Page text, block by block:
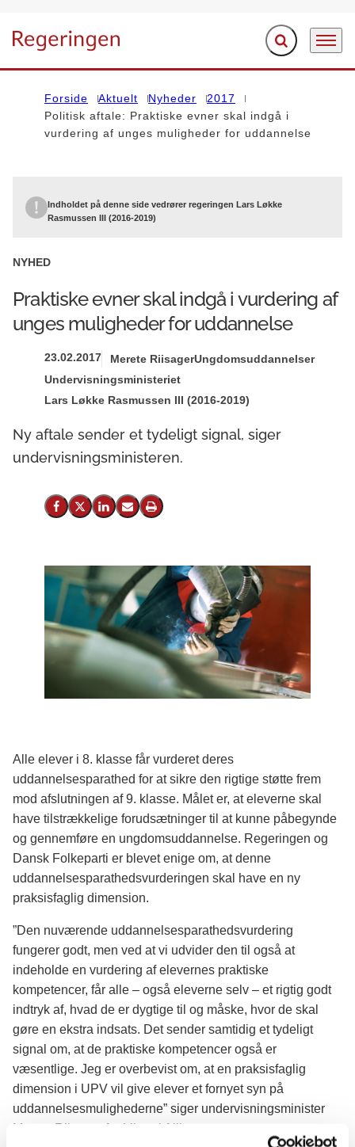
Gå til forsiden Fold søgefelt ud
Menu
Forside Aktuelt Nyheder
2017
Politisk aftale: Praktiske evner skal indgå i
vurdering af unges muligheder for uddannelse
Indholdet på denne side vedrører regeringen Lars Løkke
Rasmussen III (2016-2019)
NYHED
Praktiske evner skal indgå i vurdering af
unges muligheder for uddannelse
23.02.2017 Merete RiisagerUngdomsuddannelser
Undervisningsministeriet
Lars Løkke Rasmussen III (2016-2019)
Ny aftale sender et tydeligt signal, siger
undervisningsministeren.
Del på Facebook
Del på X (Twitter)
Del på LinkedIn
Send email
Print
Alle elever i 8. klasse får vurderet deres
uddannelsesparathed for at sikre den rigtige støtte frem
mod afslutningen af 9. klasse. Målet er, at eleverne skal
have tilstrækkelige forudsætninger til at kunne påbegynde
og gennemføre en ungdomsuddannelse. Regeringen og
Dansk Folkeparti er blevet enige om, at denne
uddannelsesparathedsvurderingen skal have en ny
praksisfaglig dimension.
”Den nuværende uddannelsesparathedsvurdering
fungerer godt, men ved at vi udvider den til også at
indeholde en vurdering af elevernes praktiske
kompetencer, får alle – også eleverne selv – et rigtig godt
indtryk af, hvad de er dygtige til og måske, hvor de skal
gøre en ekstra indsats. Det sender samtidig et tydeligt
signal om, at de praktiske kompetencer også er
væsentlige. Jeg er overbevist om, at en praksisfaglig
dimension i UPV vil give elever et fornyet syn på
uddannelsesmulighederne” siger undervisningsminister
Merete Riisager fra Liberal Alliance.